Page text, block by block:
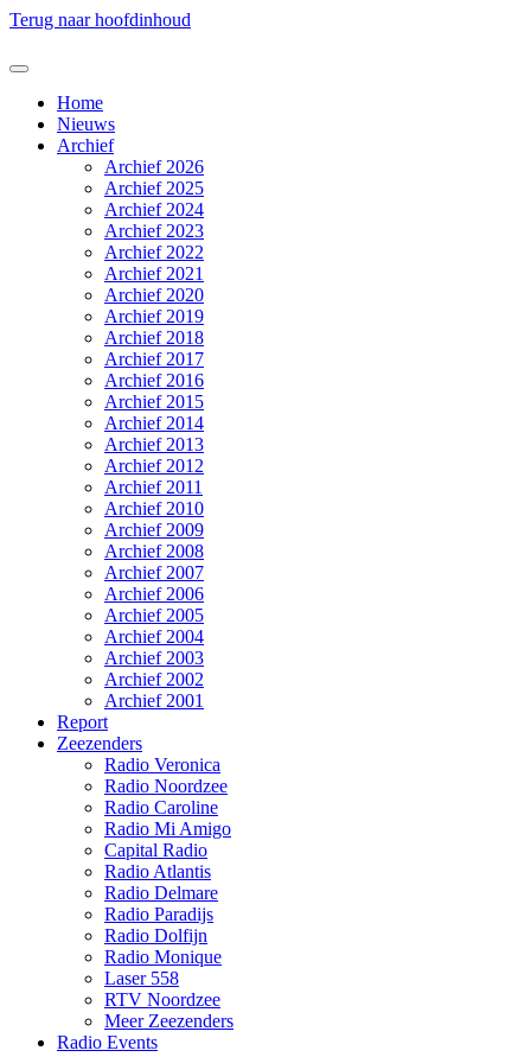
Terug naar hoofdinhoud
Home
Nieuws
Archief
Archief 2026
Archief 2025
Archief 2024
Archief 2023
Archief 2022
Archief 2021
Archief 2020
Archief 2019
Archief 2018
Archief 2017
Archief 2016
Archief 2015
Archief 2014
Archief 2013
Archief 2012
Archief 2011
Archief 2010
Archief 2009
Archief 2008
Archief 2007
Archief 2006
Archief 2005
Archief 2004
Archief 2003
Archief 2002
Archief 2001
Report
Zeezenders
Radio Veronica
Radio Noordzee
Radio Caroline
Radio Mi Amigo
Capital Radio
Radio Atlantis
Radio Delmare
Radio Paradijs
Radio Dolfijn
Radio Monique
Laser 558
RTV Noordzee
Meer Zeezenders
Radio Events